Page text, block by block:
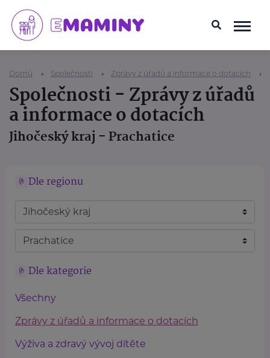
Domů Společnosti Zprávy z úřadů a informace o dotacích
Společnosti - Zprávy z úřadů
a informace o dotacích
Jihočeský kraj - Prachatice
Dle regionu
Dle kategorie
Všechny
Zprávy z úřadů a informace o dotacích
Výživa a zdravý vývoj dítěte